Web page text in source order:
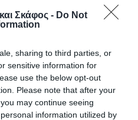
Σκάφος - Do Not
sharing to third parties, or
sensitive information for
use the below opt-out
Please note that after your
may continue seeing
information utilized by
ψάρια, ό,τι καιρό και να
επίσης να δουλέψει και
εξοπλισμός μπορεί
πλάνο και δεν υπάρχει